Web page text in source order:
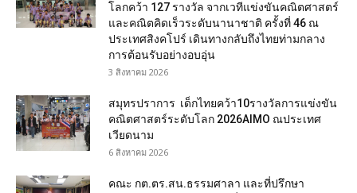
โลกคว้า 127 รางวัล จากเวทีแข่งขันคณิตศาสตร์
และคณิตคิดเร็วระดับนานาชาติ ครั้งที่ 46 ณ
ประเทศสิงคโปร์ เดินทางกลับถึงไทยท่ามกลาง
การต้อนรับอย่างอบอุ่น
3 สิงหาคม 2026
สมุทรปราการ เด็กไทยคว้า10รางวัลการแข่งขัน
คณิตศาสตร์ระดับโลก 2026AIMO ณประเทศ
เวียดนาม
6 สิงหาคม 2026
คณะ กต.ตร.สน.ธรรมศาลา และที่ปรึกษา